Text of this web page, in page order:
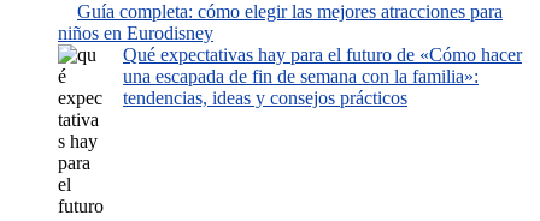
Guía completa: cómo elegir las mejores atracciones para
niños en Eurodisney
Qué expectativas hay para el futuro de «Cómo hacer
una escapada de fin de semana con la familia»:
tendencias, ideas y consejos prácticos